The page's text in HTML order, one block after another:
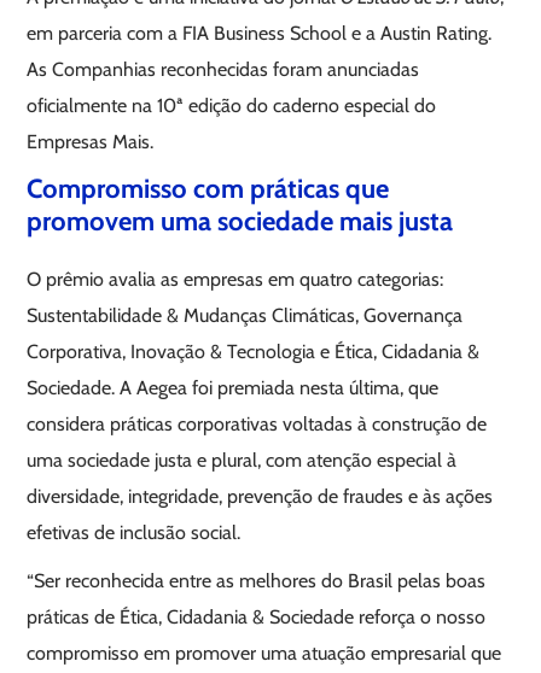
em parceria com a FIA Business School e a Austin Rating.
As Companhias reconhecidas foram anunciadas
oficialmente na 10ª edição do caderno especial do
Empresas Mais.
Compromisso com práticas que
promovem uma sociedade mais justa
O prêmio avalia as empresas em quatro categorias:
Sustentabilidade & Mudanças Climáticas, Governança
Corporativa, Inovação & Tecnologia e Ética, Cidadania &
Sociedade. A Aegea foi premiada nesta última, que
considera práticas corporativas voltadas à construção de
uma sociedade justa e plural, com atenção especial à
diversidade, integridade, prevenção de fraudes e às ações
efetivas de inclusão social.
“Ser reconhecida entre as melhores do Brasil pelas boas
práticas de Ética, Cidadania & Sociedade reforça o nosso
compromisso em promover uma atuação empresarial que